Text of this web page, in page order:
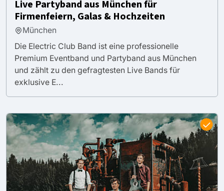
Live Partyband aus München für
Firmenfeiern, Galas & Hochzeiten
München
Die Electric Club Band ist eine professionelle
Premium Eventband und Partyband aus München
und zählt zu den gefragtesten Live Bands für
exklusive E...